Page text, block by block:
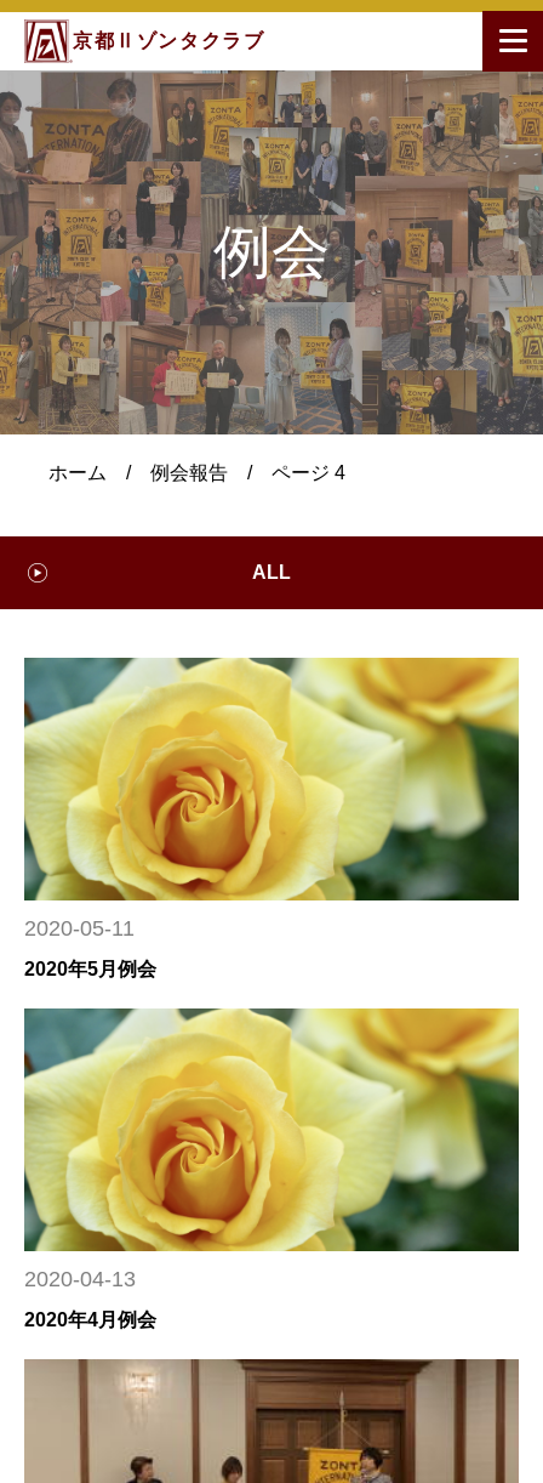
京都Ⅱゾンタクラブ
例会
ホーム / 例会報告 / ページ 4
ALL
2020-05-11
2020年5月例会
2020-04-13
2020年4月例会